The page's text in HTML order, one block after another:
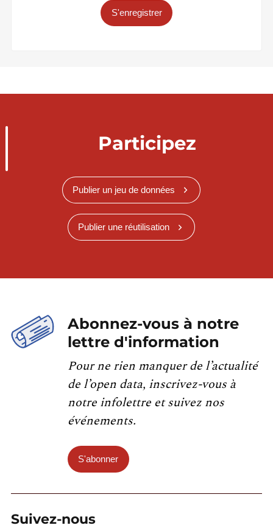
S'enregistrer
Participez
Publier un jeu de données
Publier une réutilisation
Abonnez-vous à notre
lettre d'information
Pour ne rien manquer de l’actualité
de l’open data, inscrivez-vous à
notre infolettre et suivez nos
événements.
S'abonner
Suivez-nous